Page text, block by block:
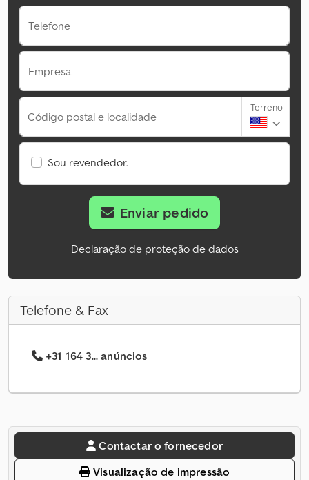
Telefone
Empresa
Código postal e localidade
Terreno
Sou revendedor.
Enviar pedido
Declaração de proteção de dados
Telefone & Fax
+31 164 3... anúncios
Contactar o fornecedor
Visualização de impressão